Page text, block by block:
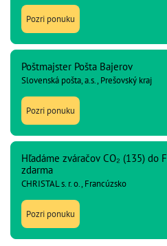
Pozri ponuku
Poštmajster Pošta Bajerov
Slovenská pošta, a.s., Prešovský kraj
Pozri ponuku
Hľadáme zváračov CO₂ (135) do
zdarma
CHRISTAL s. r. o., Francúzsko
Pozri ponuku